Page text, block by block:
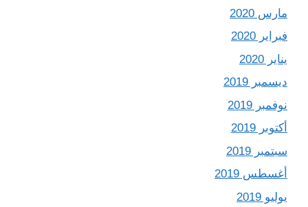
مارس 2020
فبراير 2020
يناير 2020
ديسمبر 2019
نوفمبر 2019
أكتوبر 2019
سبتمبر 2019
أغسطس 2019
يوليو 2019